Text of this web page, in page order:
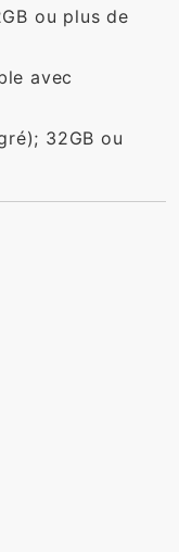
ou plus de
avec
32GB ou